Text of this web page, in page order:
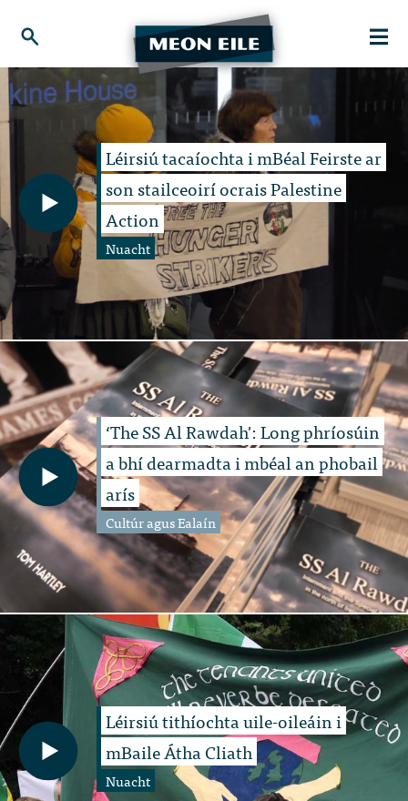
Léirsiú tacaíochta i mBéal Feirste ar
son stailceoirí ocrais Palestine
Action
Nuacht
‘The SS Al Rawdah': Long phríosúin
a bhí dearmadta i mbéal an phobail
arís
Cultúr agus Ealaín
Léirsiú tithíochta uile-oileáin i
mBaile Átha Cliath
Nuacht